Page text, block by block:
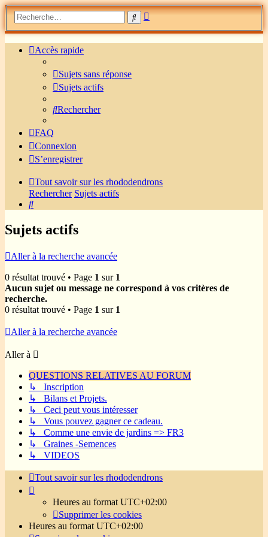
Rechercher
Recherche
Accès rapide
Sujets sans réponse
Sujets actifs
Rechercher
FAQ
Connexion
S’enregistrer
Tout savoir sur les rhododendrons
Rechercher Sujets actifs
Rechercher
Sujets actifs
Aller à la recherche avancée
0 résultat trouvé • Page 1 sur 1
Aucun sujet ou message ne correspond à vos critères de
recherche.
0 résultat trouvé • Page 1 sur 1
Aller à la recherche avancée
Aller à
QUESTIONS RELATIVES AU FORUM
↳ Inscription
↳ Bilans et Projets.
↳ Ceci peut vous intéresser
↳ Vous pouvez gagner ce cadeau.
↳ Comme une envie de jardins => FR3
↳ Graines -Semences
↳ VIDEOS
Tout savoir sur les rhododendrons
Heures au formatUTC+02:00
Supprimer les cookies
Heures au formatUTC+02:00